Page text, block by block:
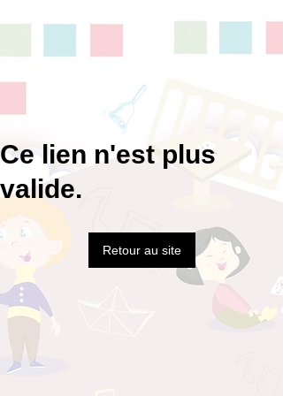
Ce lien n'est plus
valide.
Retour au site